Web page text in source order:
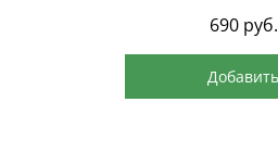
690 руб.
Добавить